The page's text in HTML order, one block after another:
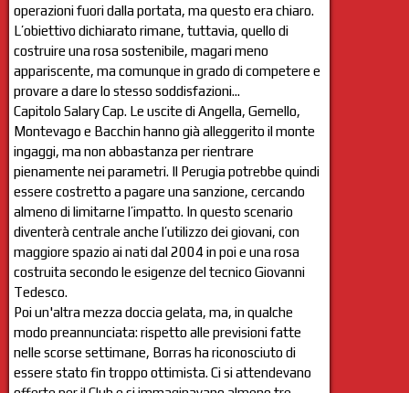
operazioni fuori dalla portata, ma questo era chiaro.
L’obiettivo dichiarato rimane, tuttavia, quello di
costruire una rosa sostenibile, magari meno
appariscente, ma comunque in grado di competere e
provare a dare lo stesso soddisfazioni...
Capitolo Salary Cap. Le uscite di Angella, Gemello,
Montevago e Bacchin hanno già alleggerito il monte
ingaggi, ma non abbastanza per rientrare
pienamente nei parametri. Il Perugia potrebbe quindi
essere costretto a pagare una sanzione, cercando
almeno di limitarne l’impatto. In questo scenario
diventerà centrale anche l’utilizzo dei giovani, con
maggiore spazio ai nati dal 2004 in poi e una rosa
costruita secondo le esigenze del tecnico Giovanni
Tedesco.
Poi un'altra mezza doccia gelata, ma, in qualche
modo preannunciata: rispetto alle previsioni fatte
nelle scorse settimane, Borras ha riconosciuto di
essere stato fin troppo ottimista. Ci si attendevano